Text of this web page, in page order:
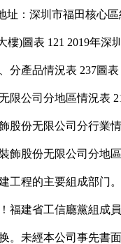
址：深圳市福田核心
樓)圖表 121 2019年深
分產品情況表 237圖表
限公司分地區情況表
股份无限公司分行業
飾股份无限公司分地
工程的主要組成部门
福建省工信廳黨組成
。未經本公司事先書